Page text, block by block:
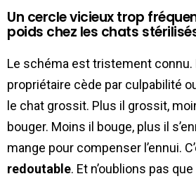
Un cercle vicieux trop
poids chez les chats
Le schéma est tristement connu.
propriétaire cède par culpabilité
le chat grossit. Plus il grossit,
bouger. Moins il bouge, plus il
mange pour compenser l’ennui.
redoutable. Et n’oublions pas